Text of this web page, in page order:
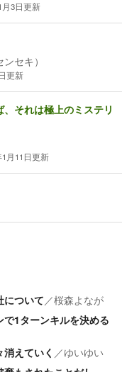
3日更新
セキ）
更新
それは極上のミステリ
月11日更新
について／桜森よなが
1ターンキルを決める
えていく ／ゆいゆい